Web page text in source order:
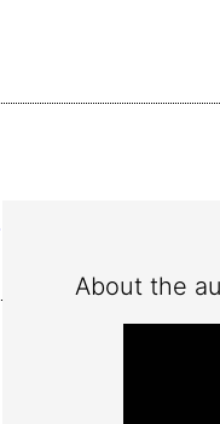
About the